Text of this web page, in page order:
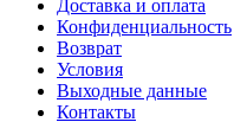
Доставка и оплата
Конфиденциальность
Возврат
Условия
Выходные данные
Контакты